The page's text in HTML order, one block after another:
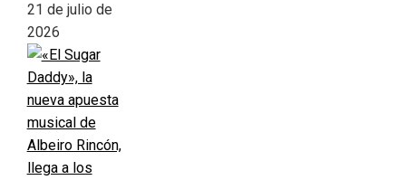
21 de julio de
2026